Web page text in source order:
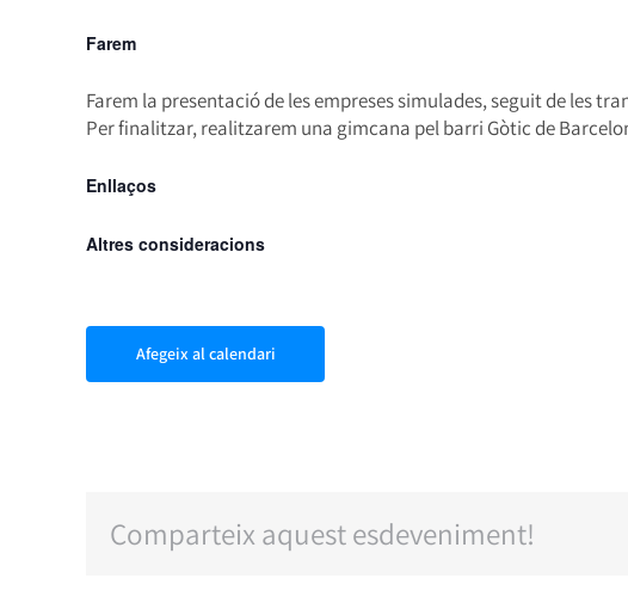
Farem
Farem la presentació de les empreses simulades, seguit de les
Per finalitzar, realitzarem una gimcana pel barri Gòtic de
Enllaços
Altres consideracions
Afegeix al calendari
Comparteix aquest esdeveniment!